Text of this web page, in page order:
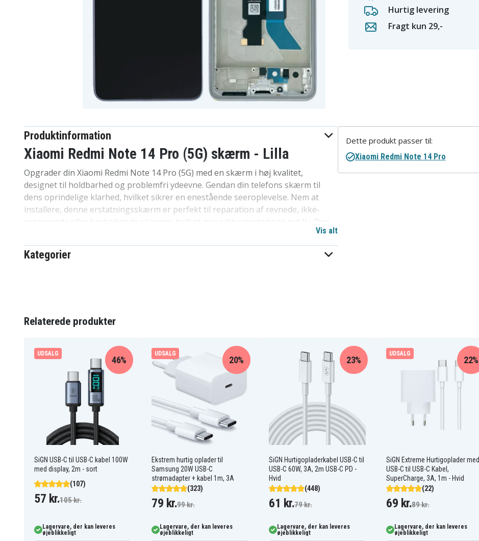
Hurtig levering
Fragt kun 29,-
Produktinformation
Xiaomi Redmi Note 14 Pro (5G) skærm - Lilla
Opgrader din Xiaomi Redmi Note 14 Pro (5G) med en skærm i høj kvalitet,
designet til holdbarhed og problemfri ydeevne. Gendan din telefons skærm til
dens oprindelige klarhed, hvilket sikrer en enestående seeroplevelse. Nem at
installere, denne erstatningsskærm er perfekt til reparation af revnede, ikke-
reagerende eller beskadigede skærme, hvilket giver din smartphone nyt liv. Den
er lavet til pålidelighed og kombinerer funktionalitet og kvalitet for at opfylde
dine daglige behov.
Farve: Sort
Artikkelnr 56002400O1600
EAN / GTIN 8721428292410
Produkttype Display/Skærm
Varemærke Xiaomi
Vis alt
Kategorier
Dette produkt passer til:
Xiaomi Redmi Note 14 Pro
Relaterede produkter
UDSALG
SiGN USB-C til USB-C kabel 100W
med display, 2m - sort
(107)
46%
57 kr.105 kr.
Lagervare, der kan leveres
øjeblikkeligt
UDSALG
Ekstrem hurtig oplader til
Samsung 20W USB-C
strømadapter + kabel 1m, 3A
(323)
20%
79 kr.99 kr.
Lagervare, der kan leveres
øjeblikkeligt
SiGN Hurtigopladerkabel USB-C til
USB-C 60W, 3A, 2m USB-C PD -
Hvid
(448)
23%
61 kr.79 kr.
Lagervare, der kan leveres
øjeblikkeligt
UDSALG
SiGN Extreme Hurtigoplader med
USB-C til USB-C Kabel,
SuperCharge, 3A, 1m - Hvid
(22)
22%
69 kr.89 kr.
Lagervare, der kan leveres
øjeblikkeligt